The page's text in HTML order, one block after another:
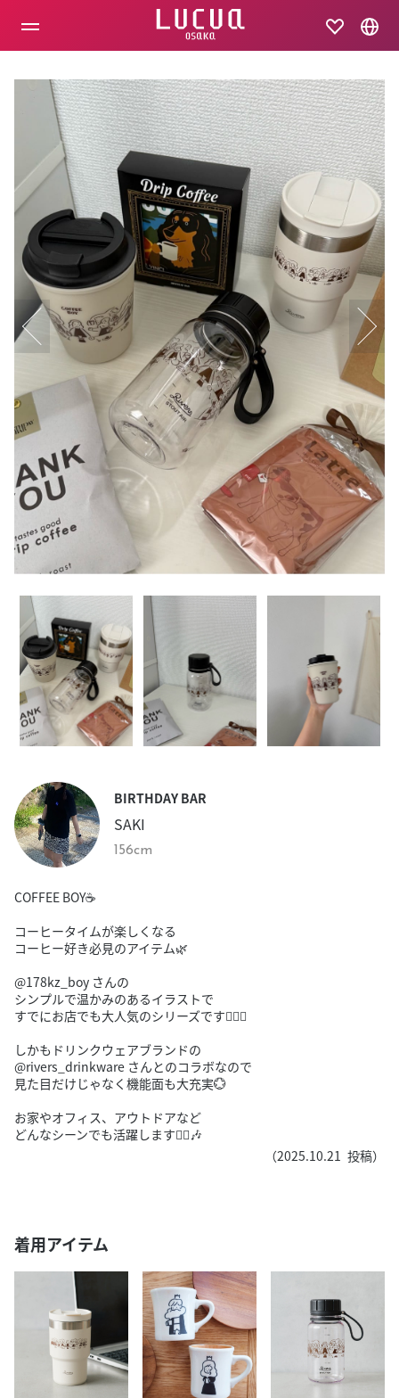
BIRTHDAY BAR
SAKI
156cm
COFFEE BOY☕️
コーヒータイムが楽しくなる
コーヒー好き必見のアイテム🌿‬
@178kz_boy さんの
シンプルで温かみのあるイラストで
すでにお店でも大人気のシリーズです☝🏻✨️
しかもドリンクウェアブランドの
@rivers_drinkware さんとのコラボなので
見た目だけじゃなく機能面も大充実💮
お家やオフィス、アウトドアなど
どんなシーンでも活躍します🙂‍↕️🎶
（2025.10.21 投稿）
着用アイテム